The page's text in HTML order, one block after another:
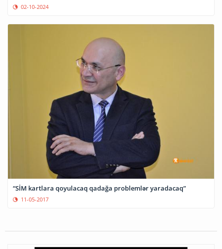
02-10-2024
“SİM kartlara qoyulacaq qadağa problemlər yaradacaq”
11-05-2017